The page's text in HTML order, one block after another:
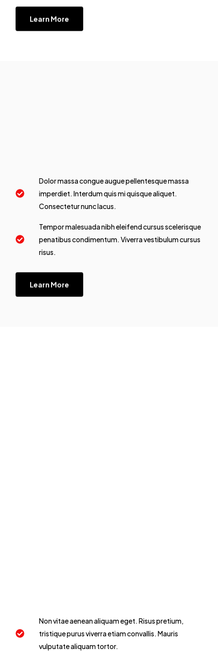
Learn More
Dolor massa congue augue pellentesque massa
imperdiet. Interdum quis mi quisque aliquet.
Consectetur nunc lacus.
Tempor malesuada nibh eleifend cursus scelerisque
penatibus condimentum. Viverra vestibulum cursus
risus.
Learn More
Non vitae aenean aliquam eget. Risus pretium,
tristique purus viverra etiam convallis. Mauris
vulputate aliquam tortor.